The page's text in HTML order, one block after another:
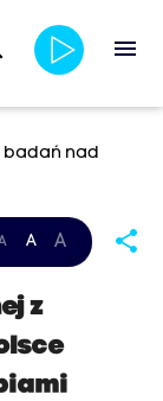
menu
badań nad
A A share
z